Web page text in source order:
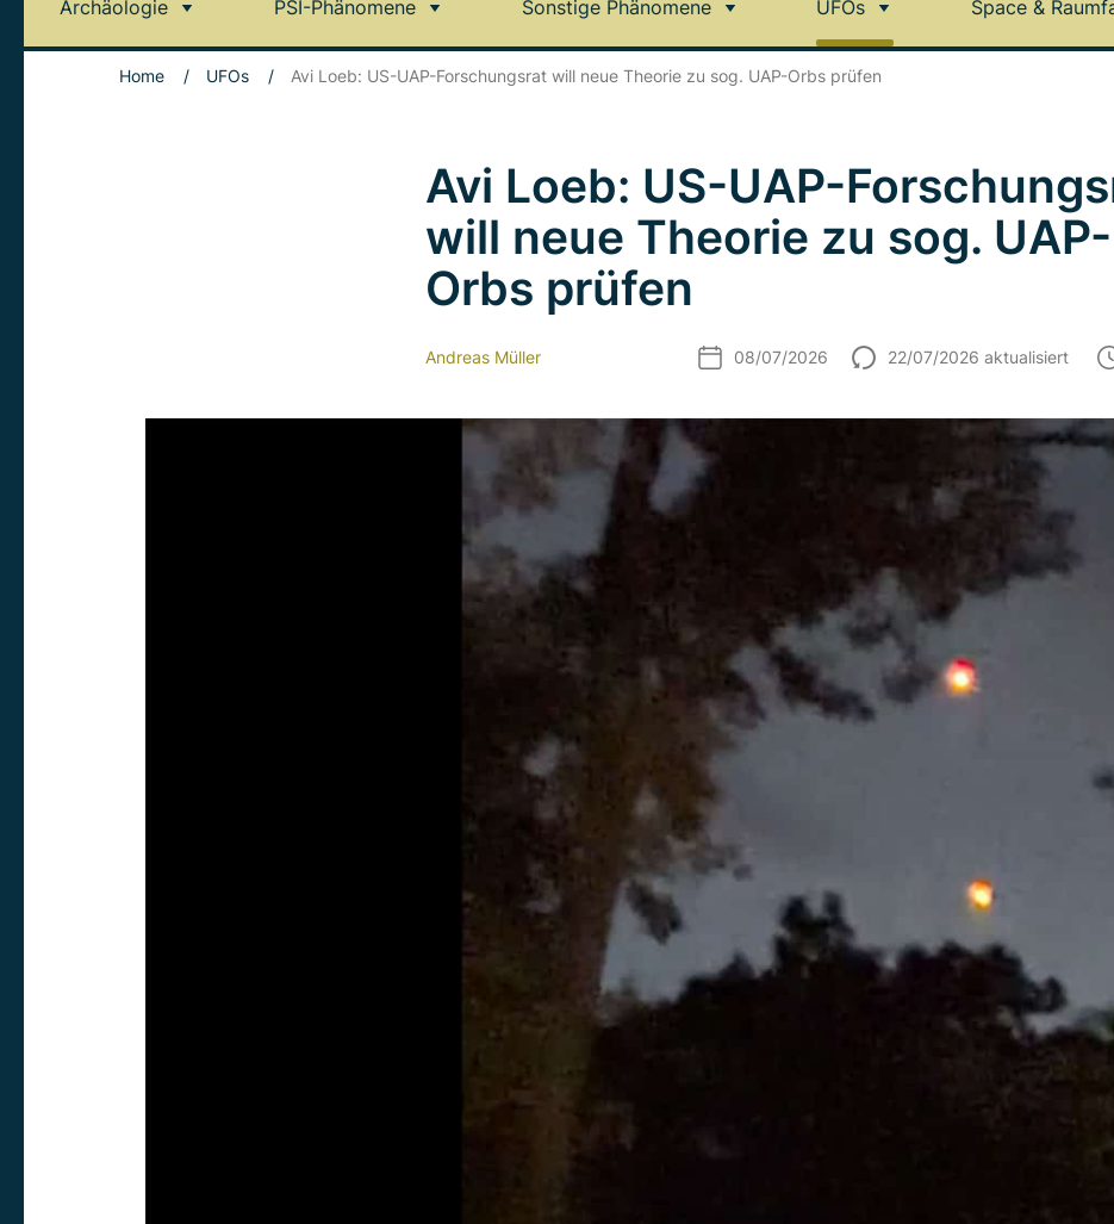
Archäologie PSI-Phänomene Sonstige Phänomene UFOs Space &
Home / UFOs / Avi Loeb: US-UAP-Forschungsrat will neue Theorie zu sog. UAP-Orbs prüfen
Avi Loeb: US-UAP-
will neue Theorie zu sog. UAP-
Orbs prüfen
Andreas Müller 08/07/2026 22/07/2026 aktualisiert